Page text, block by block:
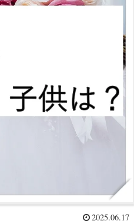
2025.06.17